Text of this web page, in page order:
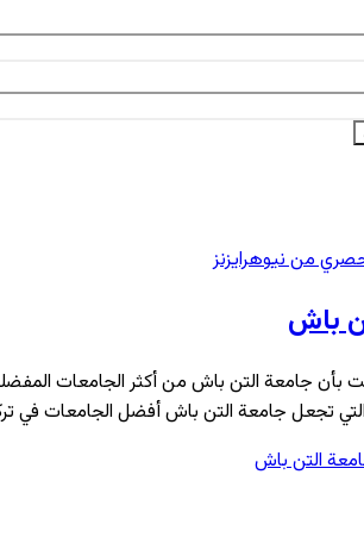
من نيوهرايزنز
باش
بأن جامعة التن باش من أكثر الجامعات
تجعل جامعة التن باش أفضل الجامعات في
التن باش